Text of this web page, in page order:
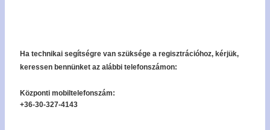
Ha technikai segítségre van szüksége a regisztrációhoz, kérjük,
keressen bennünket az alábbi telefonszámon:
Központi mobiltelefonszám:
+36-30-327-4143